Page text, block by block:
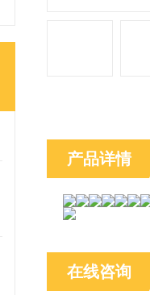
产品详情
在线咨询